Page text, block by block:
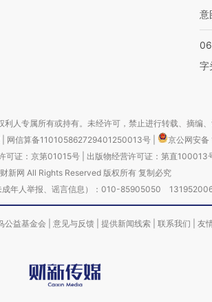
意
字
人专属所有或持有。未经许可，禁止进行转载、摘编、
网信算备110105862729401250013号
京公网安
可证：京第01015号| 出版物经营许可证：第直100013
新网 All Rights Reserved 版权所有 复制必究
成年人举报、谣言信息）：010-85905050
公益基金会 意见与反馈 提供新闻线索 联系我们 友